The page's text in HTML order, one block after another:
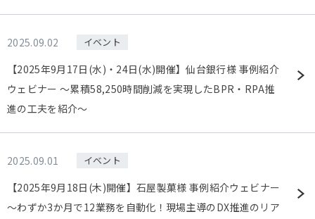
2025.09.02 イベント
【2025年9月17日(水)・24日(水)開催】仙台銀行様 事例紹介
ウェビナー ～累積58,250時間削減を実現したBPR・RPA推
進の工夫を紹介～
2025.09.01 イベント
【2025年9月18日(木)開催】石屋製菓様 事例紹介ウェビナー
～わずか3か月で12業務を自動化！現場主導のDX推進のリア